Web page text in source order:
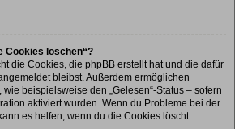
Cookies löschen“?
die Cookies, die phpBB erstellt hat und die dafür
bleibst. Außerdem ermöglichen
beispielsweise den „Gelesen“-Status – sofern
aktiviert wurden. Wenn du Probleme bei der
es helfen, wenn du die Cookies löscht.